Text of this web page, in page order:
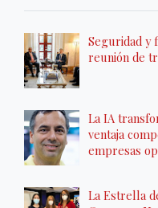
Seguridad y
reunión de
La IA
ventaja
empresas
La Estrella